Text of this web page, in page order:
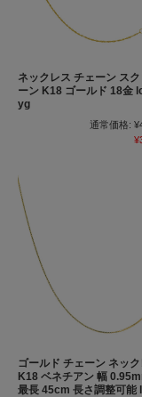
ネックレス チェーン ス
ーン K18 ゴールド 18金
yg
通常価格:
ゴールド チェーン ネッ
K18 ベネチアン 幅
最長 45cm 長さ調整可能